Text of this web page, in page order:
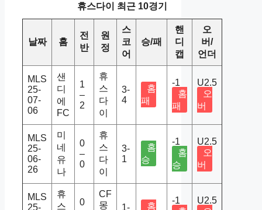
휴스다이 최근 10경기
날짜 홈
전
반
원
정
스
코
어
승/패
핸
디
캡
오
버/
언더
MLS
25-
07-
06
샌
디
에
FC
1
–
2
휴
스
다
이
3-
4
홈
패
-1
홈
패
U2.5
오
버
MLS
25-
06-
26
미
네
유
나
0
–
0
휴
스
다
이
3-
1
홈
승
-1
홈
승
U2.5
오
버
MLS
25-
휴
스
0
CF
몽
1- 홈
-1
U2.5